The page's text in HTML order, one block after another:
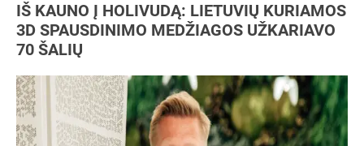
IŠ KAUNO Į HOLIVUDĄ: LIETUVIŲ KURIAMOS
3D SPAUSDINIMO MEDŽIAGOS UŽKARIAVO
70 ŠALIŲ